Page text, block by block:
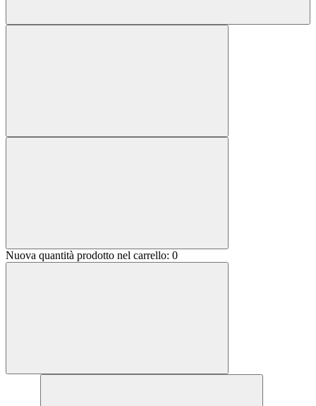
Nuova quantità prodotto nel carrello: 0